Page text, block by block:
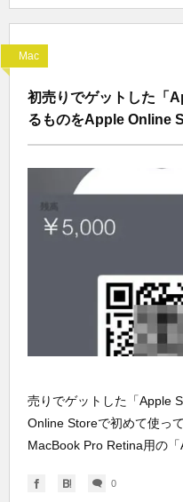
Mac
初売りでゲットした「
るものをApple Online
売りでゲットした「Apple
Online Storeで初めて使っ
MacBook Pro Retina用の「
0